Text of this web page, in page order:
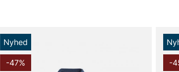
Nyhed
-47% -